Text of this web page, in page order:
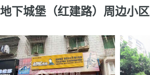
地下城堡（红建路）周边小区